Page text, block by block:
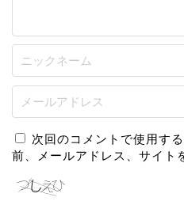
次回のコメントで使用す
前、メールアドレス、サイト